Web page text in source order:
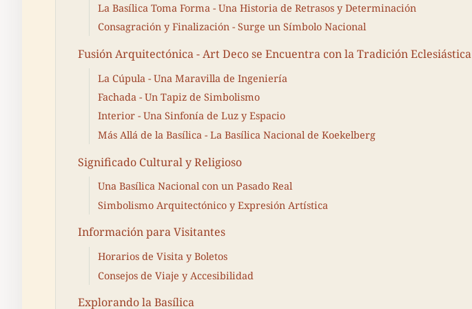
La Basílica Toma Forma - Una Historia de Retrasos y Determinación
Consagración y Finalización - Surge un Símbolo Nacional
Fusión Arquitectónica - Art Deco se Encuentra con la Tradición Eclesiástica
La Cúpula - Una Maravilla de Ingeniería
Fachada - Un Tapiz de Simbolismo
Interior - Una Sinfonía de Luz y Espacio
Más Allá de la Basílica - La Basílica Nacional de Koekelberg
Significado Cultural y Religioso
Una Basílica Nacional con un Pasado Real
Simbolismo Arquitectónico y Expresión Artística
Información para Visitantes
Horarios de Visita y Boletos
Consejos de Viaje y Accesibilidad
Explorando la Basílica